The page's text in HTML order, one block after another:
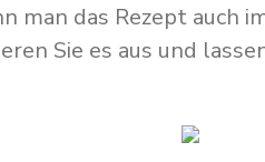
man das Rezept
Sie es aus und